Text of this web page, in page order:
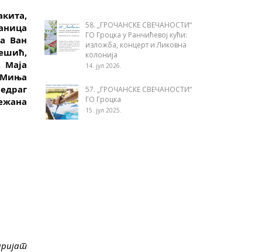
Ван
Маја
58. „ГРОЧАНСКЕ СВЕЧАНОСТИ“
ГО Гроцка у Ранчићевој кући:
изложба, концерт и Ликовна
колонија
14. јул 2026.
57. „ГРОЧАНСКЕ СВЕЧАНОСТИ“
ГО Гроцка
15. јул 2025.